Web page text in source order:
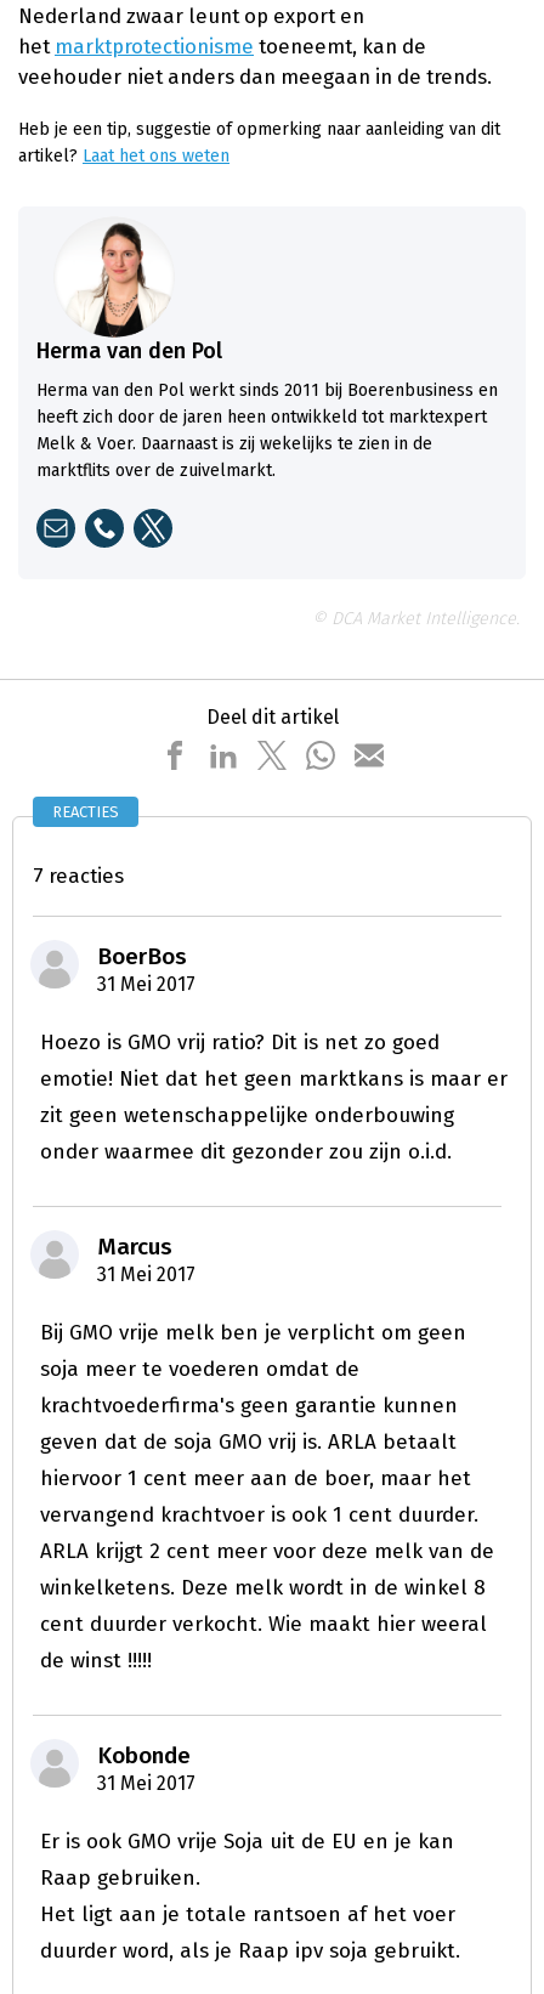
Nederland zwaar leunt op export en
het marktprotectionisme toeneemt, kan de
veehouder niet anders dan meegaan in de trends.
Heb je een tip, suggestie of opmerking naar aanleiding van dit
artikel? Laat het ons weten
Herma van den Pol
Herma van den Pol werkt sinds 2011 bij Boerenbusiness en
heeft zich door de jaren heen ontwikkeld tot marktexpert
Melk & Voer. Daarnaast is zij wekelijks te zien in de
marktflits over de zuivelmarkt.
© DCA Market Intelligence.
Deel dit artikel
REACTIES
7 reacties
BoerBos
31 Mei 2017
Hoezo is GMO vrij ratio? Dit is net zo goed
emotie! Niet dat het geen marktkans is maar er
zit geen wetenschappelijke onderbouwing
onder waarmee dit gezonder zou zijn o.i.d.
Marcus
31 Mei 2017
Bij GMO vrije melk ben je verplicht om geen
soja meer te voederen omdat de
krachtvoederfirma's geen garantie kunnen
geven dat de soja GMO vrij is. ARLA betaalt
hiervoor 1 cent meer aan de boer, maar het
vervangend krachtvoer is ook 1 cent duurder.
ARLA krijgt 2 cent meer voor deze melk van de
winkelketens. Deze melk wordt in de winkel 8
cent duurder verkocht. Wie maakt hier weeral
de winst !!!!!
Kobonde
31 Mei 2017
Er is ook GMO vrije Soja uit de EU en je kan
Raap gebruiken.
Het ligt aan je totale rantsoen af het voer
duurder word, als je Raap ipv soja gebruikt.